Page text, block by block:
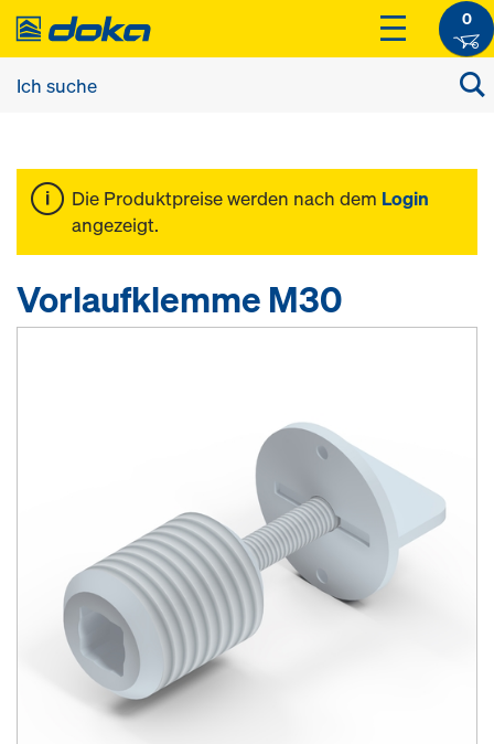
0
Die Produktpreise werden nach dem Login
angezeigt.
Vorlaufklemme M30